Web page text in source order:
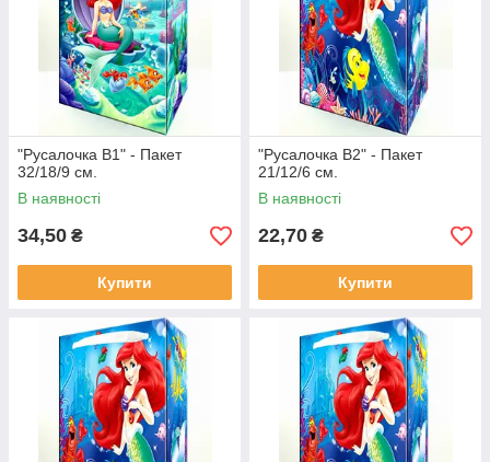
"Русалочка В1" - Пакет
32/18/9 см.
В наявності
34,50 ₴
Купити
"Русалочка В2" - Пакет
21/12/6 см.
В наявності
22,70 ₴
Купити